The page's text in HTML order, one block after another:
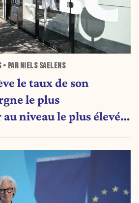
• PAR NIELS SAELENS
le taux de son
le plus
niveau le plus élevé